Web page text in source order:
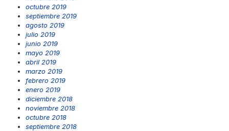
octubre 2019
septiembre 2019
agosto 2019
julio 2019
junio 2019
mayo 2019
abril 2019
marzo 2019
febrero 2019
enero 2019
diciembre 2018
noviembre 2018
octubre 2018
septiembre 2018